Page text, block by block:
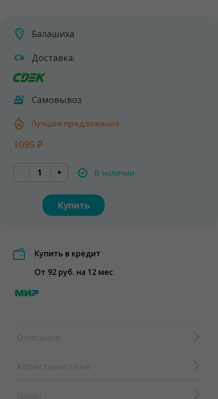
Балашиха
Доставка:
Самовывоз
Лучшее предложение
1095 ₽
+ В наличии
Купить
Купить в кредит
От 92 руб. на 12 мес